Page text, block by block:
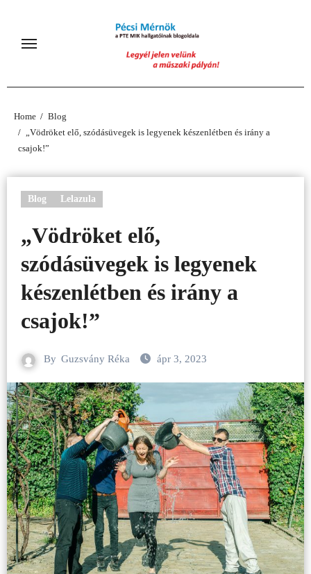
content
Home
Blog
„Vödröket elő, szódásüvegek is legyenek készenlétben és irány a
csajok!”
Blog Lelazula
„Vödröket elő,
szódásüvegek is legyenek
készenlétben és irány a
csajok!”
By Guzsvány Réka ápr 3, 2023